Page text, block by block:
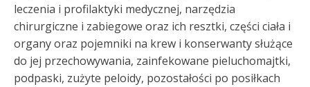
leczenia i profilaktyki medycznej, narzędzia
chirurgiczne i zabiegowe oraz ich resztki, części ciała i
organy oraz pojemniki na krew i konserwanty służące
do jej przechowywania, zainfekowane pieluchomajtki,
podpaski, zużyte peloidy, pozostałości po posiłkach